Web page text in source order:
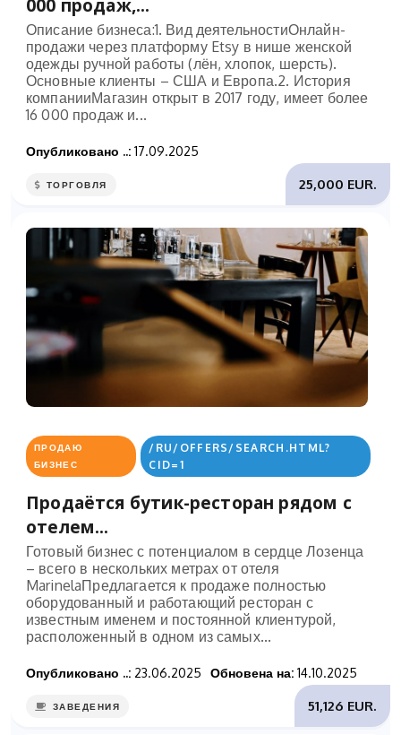
000 продаж,...
Описание бизнеса:1. Вид деятельностиОнлайн-
продажи через платформу Etsy в нише женской
одежды ручной работы (лён, хлопок, шерсть).
Основные клиенты – США и Европа.2. История
компанииМагазин открыт в 2017 году, имеет более
16 000 продаж и...
Опубликовано ..: 17.09.2025
25,000 EUR.
ТОРГОВЛЯ
ПРОДАЮ
БИЗНЕС
/RU/OFFERS/SEARCH.HTML?
CID=1
Продаётся бутик-ресторан рядом с
отелем...
Готовый бизнес с потенциалом в сердце Лозенца
– всего в нескольких метрах от отеля
MarinelaПредлагается к продаже полностью
оборудованный и работающий ресторан с
известным именем и постоянной клиентурой,
расположенный в одном из самых...
Опубликовано ..: 23.06.2025 Обновена на: 14.10.2025
51,126 EUR.
ЗАВЕДЕНИЯ